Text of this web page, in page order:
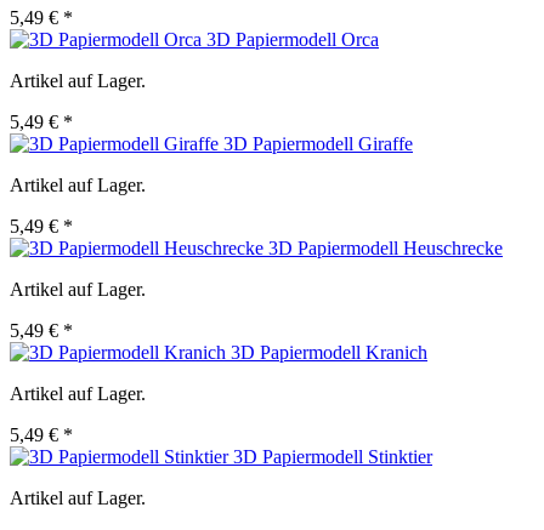
5,49 € *
3D Papiermodell Orca
Artikel auf Lager.
5,49 € *
3D Papiermodell Giraffe
Artikel auf Lager.
5,49 € *
3D Papiermodell Heuschrecke
Artikel auf Lager.
5,49 € *
3D Papiermodell Kranich
Artikel auf Lager.
5,49 € *
3D Papiermodell Stinktier
Artikel auf Lager.